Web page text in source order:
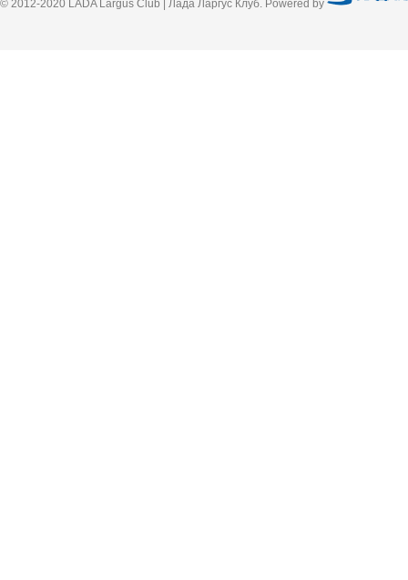
© 2012-2020 LADA Largus Club | Лада Ларгус Клуб. Powered by